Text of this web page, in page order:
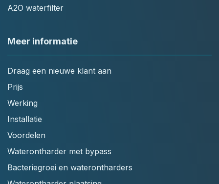
A2O waterfilter
Meer informatie
Draag een nieuwe klant aan
Prijs
Werking
Installatie
Voordelen
Waterontharder met bypass
Bacteriegroei en waterontharders